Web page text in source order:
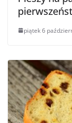
piątek 6